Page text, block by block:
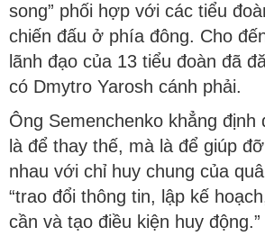
song” phối hợp với các tiểu
chiến đấu ở phía đông. Cho
lãnh đạo của 13 tiểu đoàn đã
có Dmytro Yarosh cánh phải.
Ông Semenchenko khẳng định
là để thay thế, mà là để giúp
nhau với chỉ huy chung của
“trao đổi thông tin, lập kế
cần và tạo điều kiện huy động.”